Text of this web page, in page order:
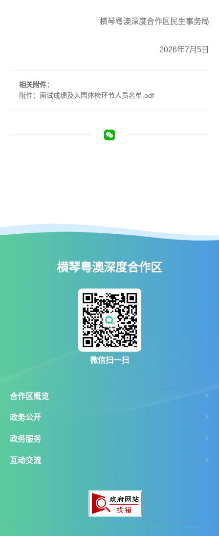
横琴粤澳深度合作区民生事务局
2026年7月5日
相关附件：
附件：面试成绩及入围体检环节人员名单.pdf
横琴粤澳深度合作区
微信扫一扫
合作区概览
政务公开
政务服务
互动交流